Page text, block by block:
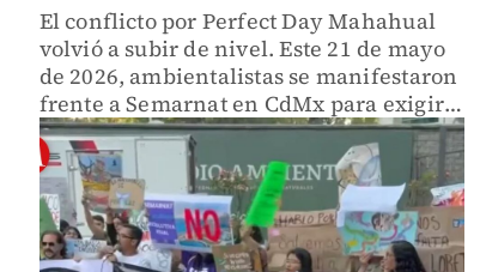
El conflicto por Perfect Day Mahahual
volvió a subir de nivel. Este 21 de mayo
de 2026, ambientalistas se manifestaron
frente a Semarnat en CdMx para exigir
un resolutivo oficial y firmado que
confirme el freno al proyecto turístico
impulsado en la c